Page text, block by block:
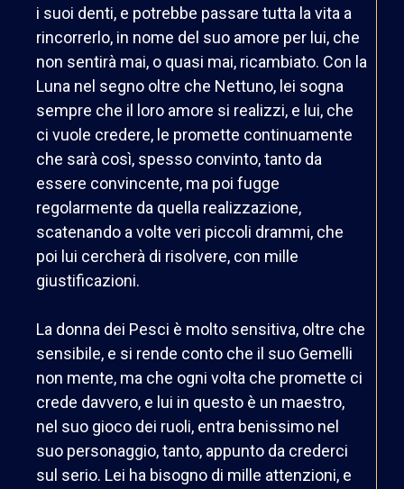
i suoi denti, e potrebbe passare tutta la vita a
rincorrerlo, in nome del suo amore per lui, che
non sentirà mai, o quasi mai, ricambiato. Con la
Luna nel segno oltre che Nettuno, lei sogna
sempre che il loro amore si realizzi, e lui, che
ci vuole credere, le promette continuamente
che sarà così, spesso convinto, tanto da
essere convincente, ma poi fugge
regolarmente da quella realizzazione,
scatenando a volte veri piccoli drammi, che
poi lui cercherà di risolvere, con mille
giustificazioni.
La donna dei Pesci è molto sensitiva, oltre che
sensibile, e si rende conto che il suo Gemelli
non mente, ma che ogni volta che promette ci
crede davvero, e lui in questo è un maestro,
nel suo gioco dei ruoli, entra benissimo nel
suo personaggio, tanto, appunto da crederci
sul serio. Lei ha bisogno di mille attenzioni, e